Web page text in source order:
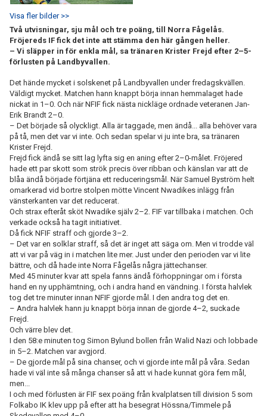
Visa fler bilder >>
Två utvisningar, sju mål och tre poäng, till Norra Fågelås.
Fröjereds IF fick det inte att stämma den här gången heller.
– Vi släpper in för enkla mål, sa tränaren Krister Frejd efter 2–5-
förlusten på Landbyvallen.
Det hände mycket i solskenet på Landbyvallen under fredagskvällen.
Väldigt mycket. Matchen hann knappt börja innan hemmalaget hade
nickat in 1–0. Och när NFIF fick nästa nickläge ordnade veteranen Jan-
Erik Brandt 2–0.
– Det började så olyckligt. Alla är taggade, men ändå... alla behöver vara
på tå, men det var vi inte. Och sedan spelar vi ju inte bra, sa tränaren
Krister Frejd.
Frejd fick ändå se sitt lag lyfta sig en aning efter 2–0-målet. Fröjered
hade ett par skott som strök precis över ribban och känslan var att de
blåa ändå började förtjäna ett reduceringsmål. När Samuel Byström helt
omarkerad vid bortre stolpen mötte Vincent Nwadikes inlägg från
vänsterkanten var det reducerat.
Och strax efteråt sköt Nwadike själv 2–2. FIF var tillbaka i matchen. Och
verkade också ha tagit initiativet.
Då fick NFIF straff och gjorde 3–2.
– Det var en solklar straff, så det är inget att säga om. Men vi trodde väl
att vi var på väg in i matchen lite mer. Just under den perioden var vi lite
bättre, och då hade inte Norra Fågelås några jättechanser.
Med 45 minuter kvar att spela fanns ändå förhoppningar om i första
hand en ny upphämtning, och i andra hand en vändning. I första halvlek
tog det tre minuter innan NFIF gjorde mål. I den andra tog det en.
– Andra halvlek hann ju knappt börja innan de gjorde 4–2, suckade
Frejd.
Och värre blev det.
I den 58:e minuten tog Simon Bylund bollen från Walid Nazi och lobbade
in 5–2. Matchen var avgjord.
– De gjorde mål på sina chanser, och vi gjorde inte mål på våra. Sedan
hade vi väl inte så många chanser så att vi hade kunnat göra fem mål,
men...
I och med förlusten är FIF sex poäng från kvalplatsen till division 5 som
Folkabo IK klev upp på efter att ha besegrat Hössna/Timmele på